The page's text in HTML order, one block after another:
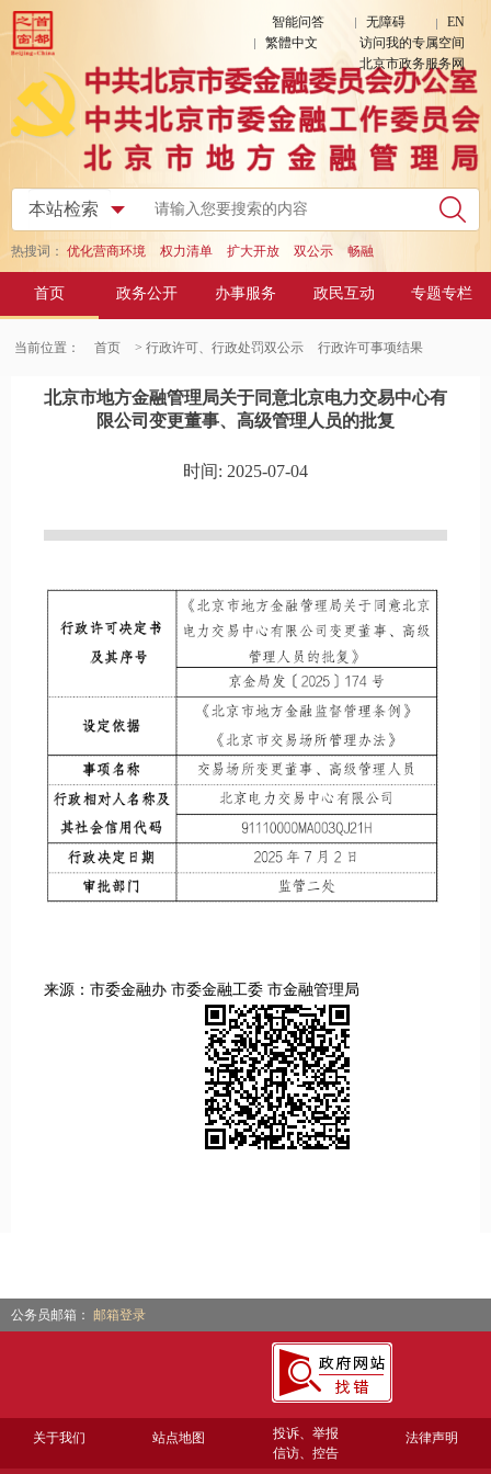
智能问答 无障碍
EN
繁體中文
访问我的专属空间
北京市政务服务网
热搜词： 优化营商环境 权力清单 扩大开放 双公示 畅融
首页 政务公开 办事服务 政民互动 专题专栏
当前位置： 首页 > 行政许可、行政处罚双公示 行政许可事项结果
北京市地方金融管理局关于同意北京电力交易中心有
限公司变更董事、高级管理人员的批复
时间: 2025-07-04
来源：市委金融办 市委金融工委 市金融管理局
公务员邮箱： 邮箱登录
关于我们 站点地图
投诉、举报
信访、控告
法律声明